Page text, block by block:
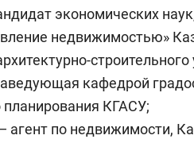
экономических
недвижимостью»
строительного
кафедрой
планирования КГАСУ;
агент по недвижимости,